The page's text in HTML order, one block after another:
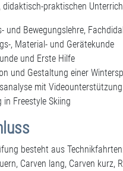
praktischen
und Bewegungslehre,
, Material- und Gerätekunde
und Erste Hilfe
und Gestaltung einer
mit Videounterstützung
in Freestyle Skiing
besteht aus
Carven lang, Carven kurz,